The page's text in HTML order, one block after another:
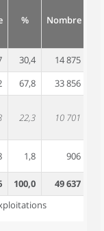
% Nombre
30,4 14 875
67,8 33 856
22,3 10 701
1,8 906
100,0 49 637